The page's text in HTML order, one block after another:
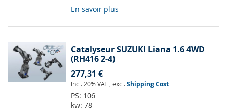
En savoir plus
Catalyseur SUZUKI Liana 1.6 4WD
(RH416 2-4)
277,31 €
Incl. 20% VAT , excl.Shipping Cost
PS: 106
kw: 78